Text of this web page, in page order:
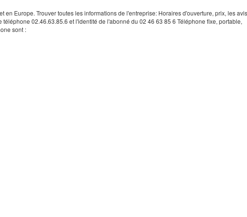
en Europe. Trouver toutes les informations de l'entreprise: Horaires d'ouverture, prix, les
02.46.63.85.6 et l'identité de l'abonné du 02 46 63 85 6 Téléphone fixe, portable,
sont :